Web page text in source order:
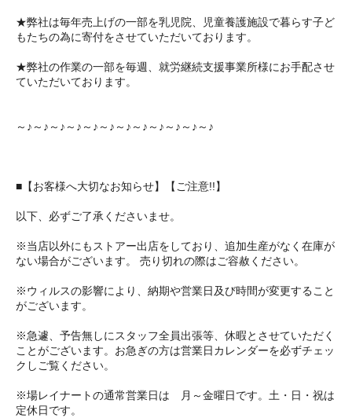
★弊社は毎年売上げの一部を乳児院、児童養護施設で暮らす子ど
もたちの為に寄付をさせていただいております。
★弊社の作業の一部を毎週、就労継続支援事業所様にお手配させ
ていただいております。
～♪～♪～♪～♪～♪～♪～♪～♪～♪～♪～♪～♪
■【お客様へ大切なお知らせ】【ご注意!!】
以下、必ずご了承くださいませ。
※当店以外にもストアー出店をしており、追加生産がなく在庫が
ない場合がございます。 売り切れの際はご容赦ください。
※ウィルスの影響により、納期や営業日及び時間が変更すること
がございます。
※急遽、予告無しにスタッフ全員出張等、休暇とさせていただく
ことがございます。お急ぎの方は営業日カレンダーを必ずチェッ
クしご覧ください。
※場レイナートの通常営業日は 月～金曜日です。土・日・祝は
定休日です。